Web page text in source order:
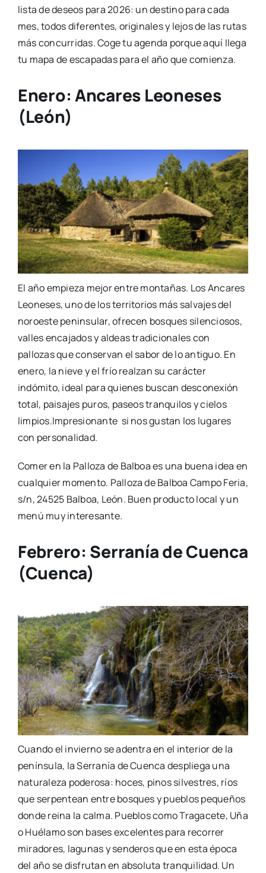
lista de deseos para 2026: un destino para cada
mes, todos diferentes, originales y lejos de las rutas
más concurridas. Coge tu agenda porque aquí llega
tu mapa de escapadas para el año que comienza.
Enero: Ancares Leoneses
(León)
El año empieza mejor entre montañas. Los Ancares
Leoneses, uno de los territorios más salvajes del
noroeste peninsular, ofrecen bosques silenciosos,
valles encajados y aldeas tradicionales con
pallozas que conservan el sabor de lo antiguo. En
enero, la nieve y el frío realzan su carácter
indómito, ideal para quienes buscan desconexión
total, paisajes puros, paseos tranquilos y cielos
limpios.Impresionante si nos gustan los lugares
con personalidad.
Comer en la Palloza de Balboa es una buena idea en
cualquier momento. Palloza de Balboa Campo Feria,
s/n, 24525 Balboa, León. Buen producto local y un
menú muy interesante.
Febrero: Serranía de Cuenca
(Cuenca)
Cuando el invierno se adentra en el interior de la
península, la Serranía de Cuenca despliega una
naturaleza poderosa: hoces, pinos silvestres, ríos
que serpentean entre bosques y pueblos pequeños
donde reina la calma. Pueblos como Tragacete, Uña
o Huélamo son bases excelentes para recorrer
miradores, lagunas y senderos que en esta época
del año se disfrutan en absoluta tranquilidad. Un